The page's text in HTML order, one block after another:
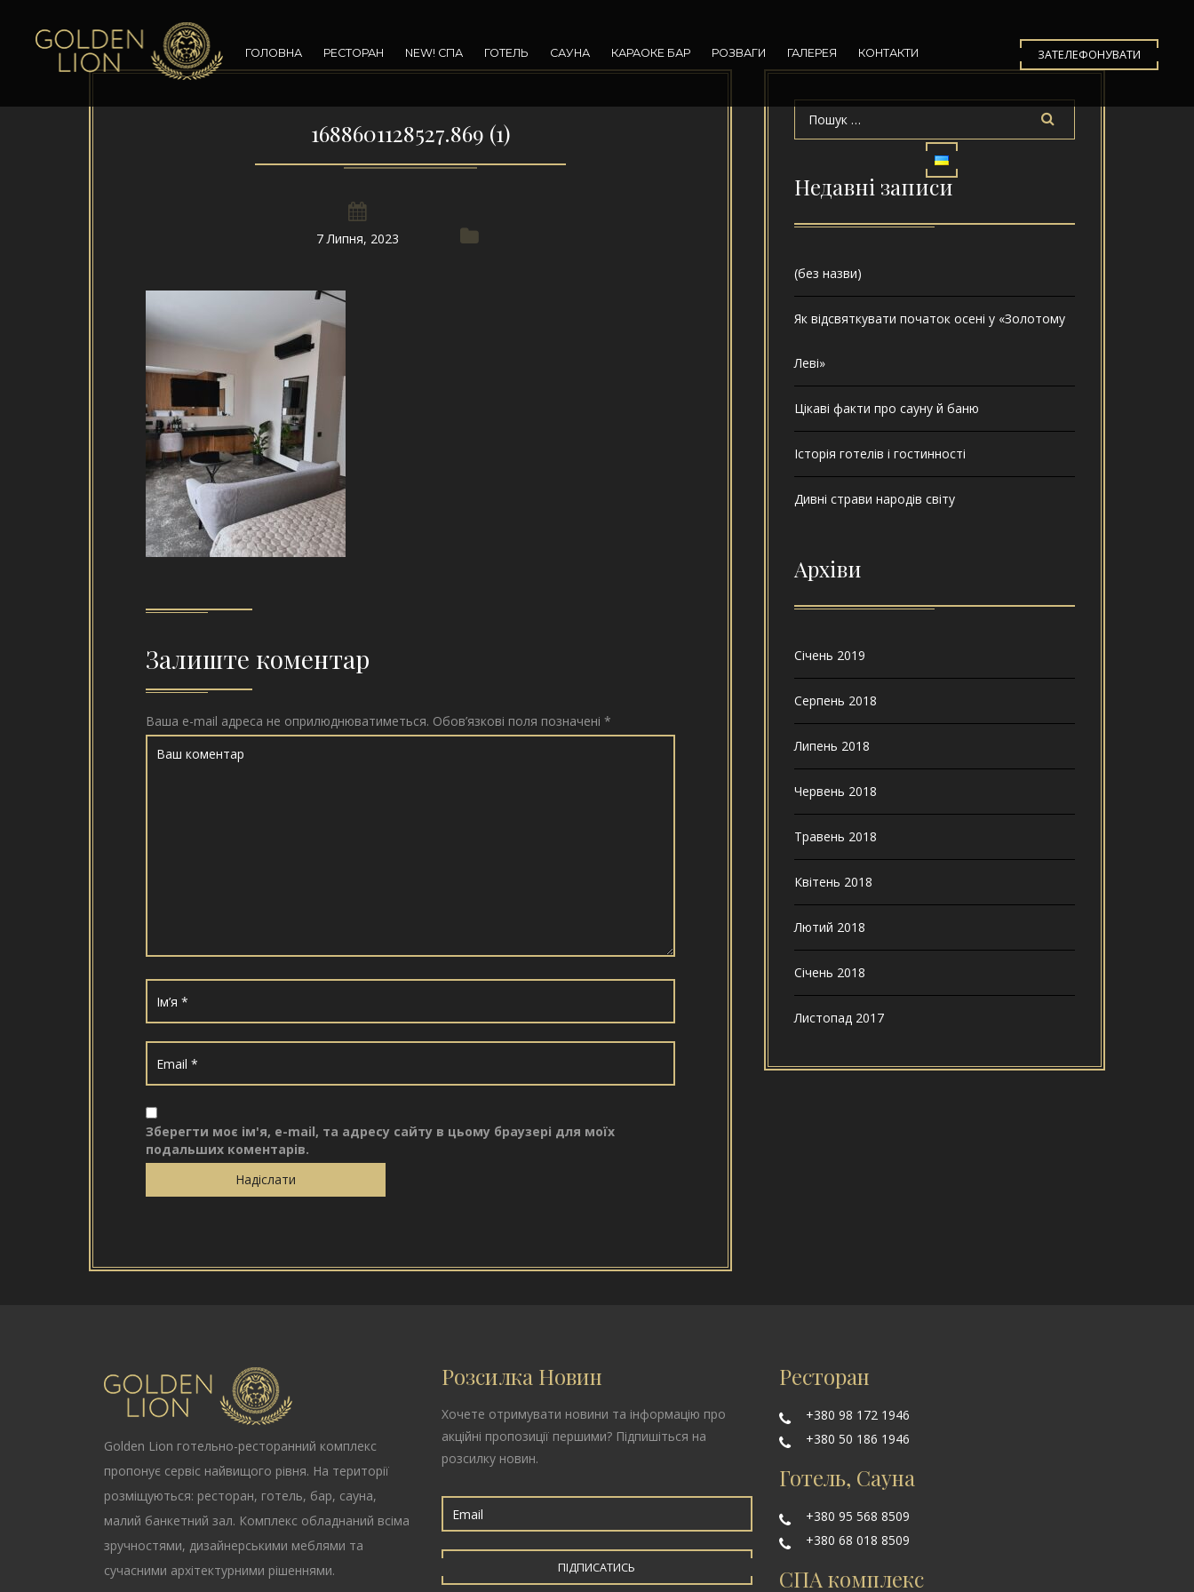
ГОЛОВНА РЕСТОРАН NEW! СПА ГОТЕЛЬ САУНА КАРАОКЕ БАР РОЗВАГИ ГАЛЕРЕЯ КОНТАКТИ ЗАТЕЛЕФОНУВАТИ
1688601128527.869 (1)
7 Липня, 2023
Залиште коментар
Ваша e-mail адреса не оприлюднюватиметься. Обов’язкові поля позначені *
Зберегти моє ім'я, e-mail, та адресу сайту в цьому браузері для моїх
подальших коментарів.
Недавні записи
(без назви)
Як відсвяткувати початок осені у «Золотому
Леві»
Цікаві факти про сауну й баню
Історія готелів і гостинності
Дивні страви народів світу
Архіви
Січень 2019
Серпень 2018
Липень 2018
Червень 2018
Травень 2018
Квітень 2018
Лютий 2018
Січень 2018
Листопад 2017
Golden Lion готельно-ресторанний комплекс
пропонує сервіс найвищого рівня. На території
розміщуються: ресторан, готель, бар, сауна,
малий банкетний зал. Комплекс обладнаний всіма
зручностями, дизайнерськими меблями та
сучасними архітектурними рішеннями.
Розсилка Новин
Хочете отримувати новини та інформацію про
акційні пропозиції першими? Підпишіться на
розсилку новин.
ПІДПИСАТИСЬ
Ресторан
+380 98 172 1946
+380 50 186 1946
Готель, Сауна
+380 95 568 8509
+380 68 018 8509
СПА комплекс